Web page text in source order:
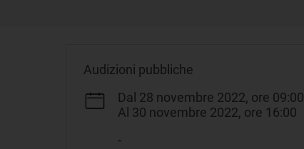
Audizioni pubbliche
Dal 28 novembre 2022, ore 09:00
Al 30 novembre 2022, ore 16:00
-